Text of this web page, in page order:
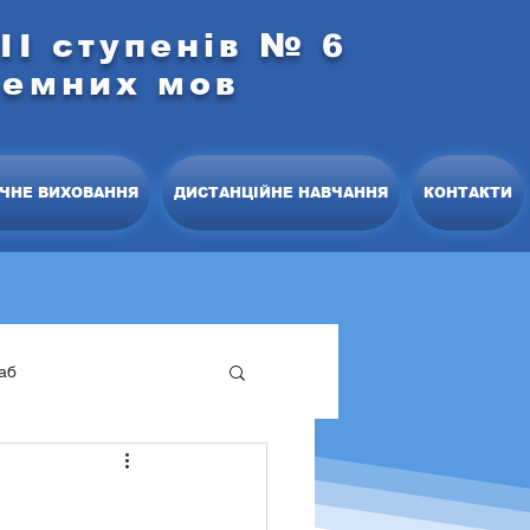
ступенів № 6
мов
ВИХОВАННЯ ДИСТАНЦІЙНЕ НАВЧАННЯ КОНТАКТИ
розвиток